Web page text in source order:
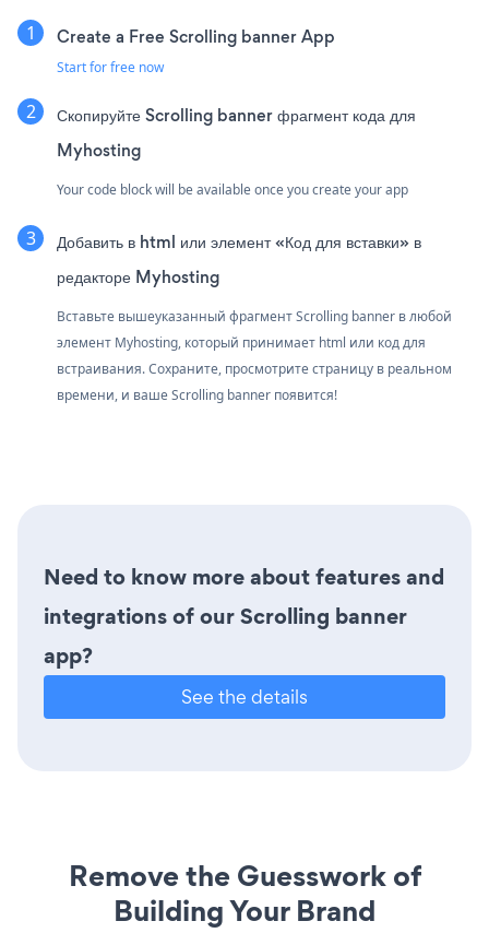
Create a Free Scrolling banner App
Start for free now
Скопируйте Scrolling banner фрагмент кода для
Myhosting
Your code block will be available once you create your app
Добавить в html или элемент «Код для вставки» в
редакторе Myhosting
Вставьте вышеуказанный фрагмент Scrolling banner в любой
элемент Myhosting, который принимает html или код для
встраивания. Сохраните, просмотрите страницу в реальном
времени, и ваше Scrolling banner появится!
Need to know more about features and
integrations of our Scrolling banner
app?
See the details
Remove the Guesswork of
Building Your Brand